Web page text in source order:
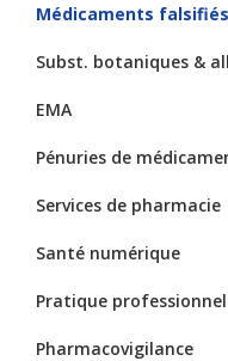
Médicaments falsifiés
Subst. botaniques &
EMA
Pénuries de
Services de pharmacie
Santé numérique
Pratique
Pharmacovigilance